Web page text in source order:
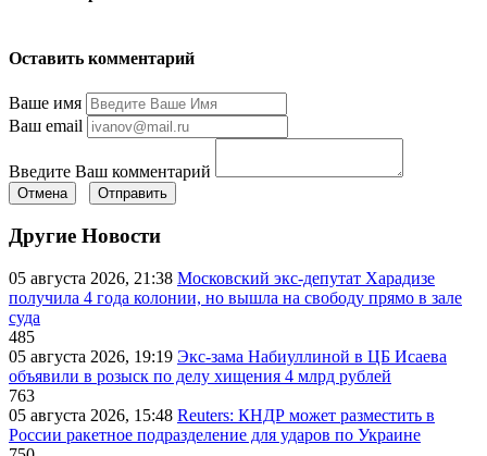
Оставить комментарий
Ваше имя
Ваш email
Введите Ваш комментарий
Отмена Отправить
Другие Новости
05 августа 2026, 21:38 Московский экс-депутат Харадизе
получила 4 года колонии, но вышла на свободу прямо в зале
суда
485
05 августа 2026, 19:19 Экс-зама Набиуллиной в ЦБ Исаева
объявили в розыск по делу хищения 4 млрд рублей
763
05 августа 2026, 15:48 Reuters: КНДР может разместить в
России ракетное подразделение для ударов по Украине